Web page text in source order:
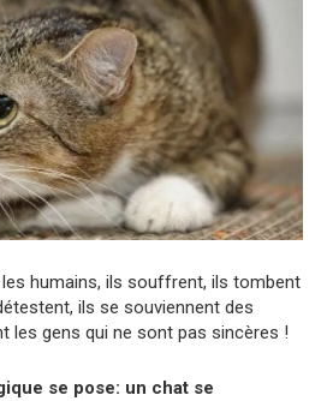
humains, ils souffrent, ils tombent
ils se souviennent des
les gens qui ne sont pas sincères !
se pose: un chat se